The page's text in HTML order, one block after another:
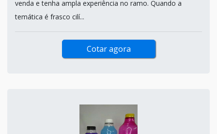
venda e tenha ampla experiência no ramo. Quando a
temática é frasco cilí...
Cotar agora